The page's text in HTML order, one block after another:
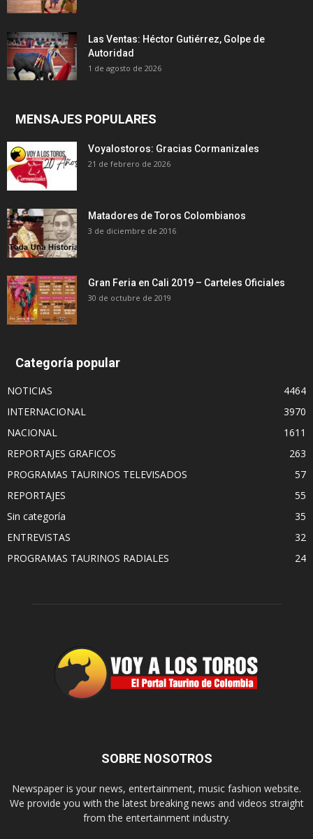
Las Ventas: Héctor Gutiérrez, Golpe de
Autoridad
1 de agosto de 2026
MENSAJES POPULARES
Voyalostoros: Gracias Cormanizales
21 de febrero de 2026
Matadores de Toros Colombianos
3 de diciembre de 2016
Gran Feria en Cali 2019 – Carteles Oficiales
30 de octubre de 2019
Categoría popular
NOTICIAS
4464
INTERNACIONAL
3970
NACIONAL
1611
REPORTAJES GRAFICOS
263
PROGRAMAS TAURINOS TELEVISADOS
57
REPORTAJES
55
Sin categoría
35
ENTREVISTAS
32
PROGRAMAS TAURINOS RADIALES
24
SOBRE NOSOTROS
Newspaper is your news, entertainment, music fashion website.
We provide you with the latest breaking news and videos straight
from the entertainment industry.